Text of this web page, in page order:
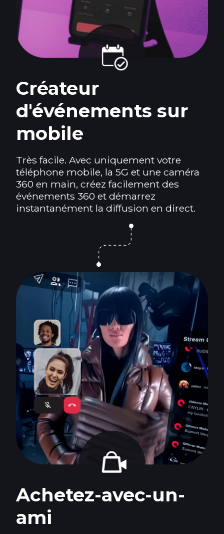
Créateur
d'événements sur
mobile
Très facile. Avec uniquement votre
téléphone mobile, la 5G et une caméra
360 en main, créez facilement des
événements 360 et démarrez
instantanément la diffusion en direct.
Achetez-avec-un-
ami